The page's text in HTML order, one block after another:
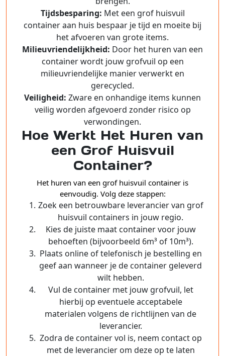
Tijdsbesparing: Met een grof huisvuil
container aan huis bespaar je tijd en moeite bij
het afvoeren van grote items.
Milieuvriendelijkheid: Door het huren van een
container wordt jouw grofvuil op een
milieuvriendelijke manier verwerkt en
gerecycled.
Veiligheid: Zware en onhandige items kunnen
veilig worden afgevoerd zonder risico op
verwondingen.
Hoe Werkt Het Huren van
een Grof Huisvuil
Container?
Het huren van een grof huisvuil container is
eenvoudig. Volg deze stappen:
Zoek een betrouwbare leverancier van grof
huisvuil containers in jouw regio.
Kies de juiste maat container voor jouw
behoeften (bijvoorbeeld 6m³ of 10m³).
Plaats online of telefonisch je bestelling en
geef aan wanneer je de container geleverd
wilt hebben.
Vul de container met jouw grofvuil, let
hierbij op eventuele acceptabele
materialen volgens de richtlijnen van de
leverancier.
Zodra de container vol is, neem contact op
met de leverancier om deze op te laten